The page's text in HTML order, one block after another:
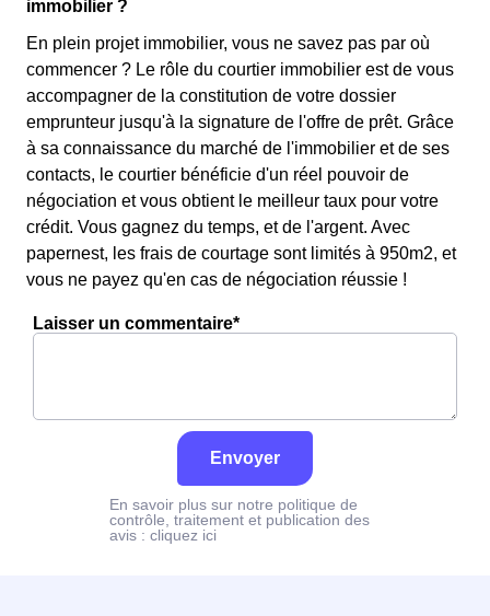
immobilier ?
En plein projet immobilier, vous ne savez pas par où
commencer ? Le rôle du courtier immobilier est de vous
accompagner de la constitution de votre dossier
emprunteur jusqu'à la signature de l'offre de prêt. Grâce
à sa connaissance du marché de l'immobilier et de ses
contacts, le courtier bénéficie d'un réel pouvoir de
négociation et vous obtient le meilleur taux pour votre
crédit. Vous gagnez du temps, et de l'argent. Avec
papernest, les frais de courtage sont limités à 950m2, et
vous ne payez qu'en cas de négociation réussie !
Laisser un commentaire*
Envoyer
En savoir plus sur notre politique de
contrôle, traitement et publication des
avis : cliquez ici